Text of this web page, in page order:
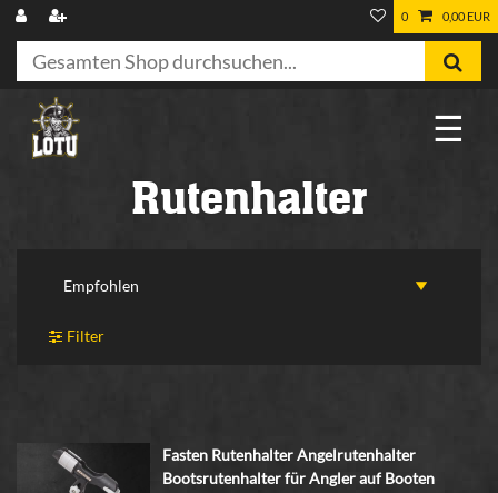
0 0,00 EUR
☰
Rutenhalter
Filter
Fasten Rutenhalter Angelrutenhalter
Bootsrutenhalter für Angler auf Booten